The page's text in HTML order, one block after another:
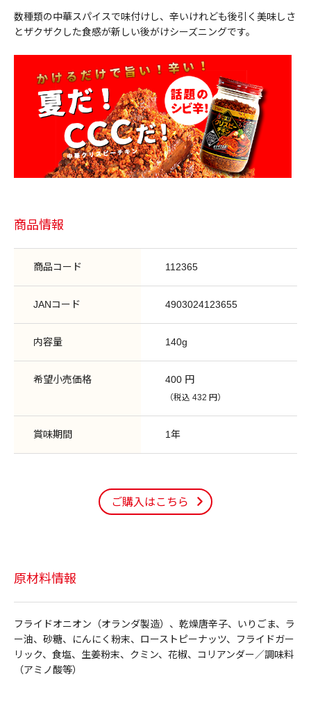
数種類の中華スパイスで味付けし、辛いけれども後引く美味しさ
とザクザクした食感が新しい後がけシーズニングです。
商品情報
商品コード 112365
JANコード 4903024123655
内容量 140g
希望小売価格 400 円
（税込 432 円）
賞味期間 1年
ご購入はこちら
原材料情報
フライドオニオン（オランダ製造）、乾燥唐辛子、いりごま、ラ
ー油、砂糖、にんにく粉末、ローストピーナッツ、フライドガー
リック、食塩、生姜粉末、クミン、花椒、コリアンダー／調味料
（アミノ酸等）